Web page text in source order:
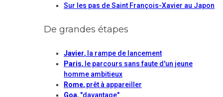
Sur les pas de Saint François-Xavier au Japon
De grandes étapes
Javier, la rampe de lancement
Paris, le parcours sans faute d'un jeune
homme ambitieux
Rome, prêt à appareiller
Goa, "davantage"